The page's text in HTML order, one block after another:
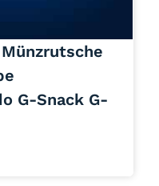
G-Snack G-